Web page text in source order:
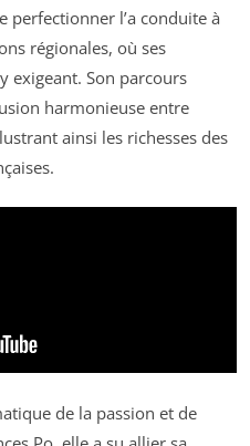
perfectionner l’a conduite à
régionales, où ses
exigeant. Son parcours
harmonieuse entre
ainsi les richesses des
de la passion et de